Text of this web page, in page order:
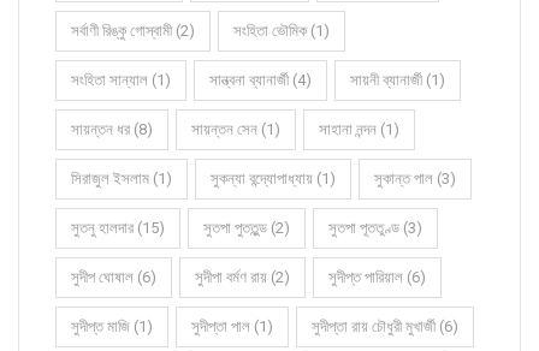
সর্বাণী রিঙ্কু গোস্বামী (2) সংহিতা ভৌমিক (1)
সংহিতা সান্যাল (1) সান্ত্বনা ব্যানার্জী (4) সায়নী ব্যানার্জী (1)
সায়ন্তন ধর (8) সায়ন্তন সেন (1) সাহানা নন্দন (1)
সিরাজুল ইসলাম (1) সুকন্যা বন্দ্যোপাধ্যায় (1) সুকান্ত পাল (3)
সুতনু হালদার (15) সুতপা পুততুন্ড (2) সুতপা পূততুণ্ড (3)
সুদীপ ঘোষাল (6) সুদীপা বর্মণ রায় (2) সুদীপ্ত পারিয়াল (6)
সুদীপ্ত মাজি (1) সুদীপ্তা পাল (1) সুদীপ্তা রায় চৌধুরী মুখার্জী (6)